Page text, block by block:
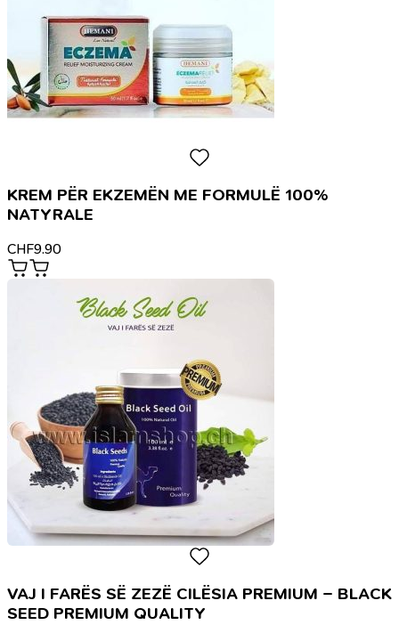
KREM PËR EKZEMËN ME FORMULË 100%
NATYRALE
CHF9.90
VAJ I FARËS SË ZEZË CILËSIA PREMIUM – BLACK
SEED PREMIUM QUALITY